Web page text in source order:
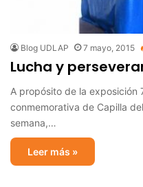
Blog UDLAP 7 mayo, 2015
Lucha y
A propósito de la exposición
conmemorativa de Capilla
semana,…
Leer más »